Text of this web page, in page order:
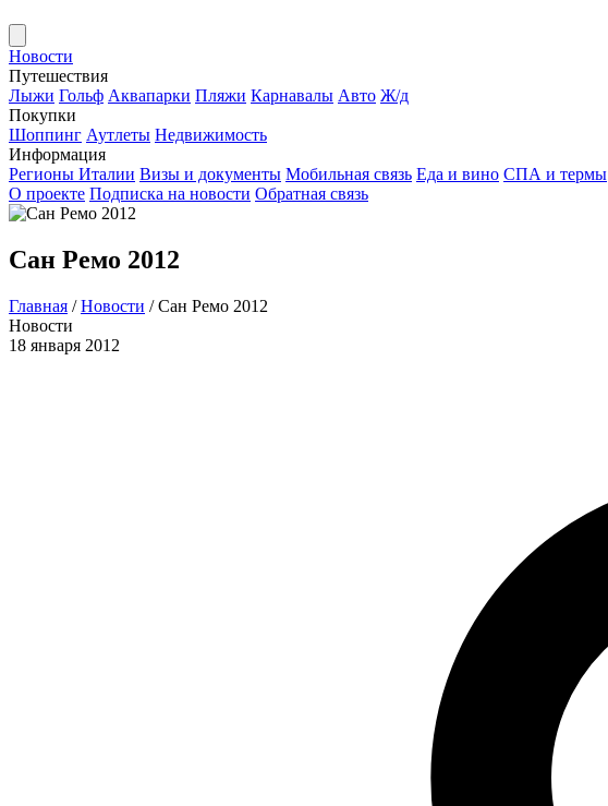
Новости
Путешествия
Лыжи Гольф Аквапарки Пляжи Карнавалы Авто Ж/д
Покупки
Шоппинг Аутлеты Недвижимость
Информация
Регионы Италии Визы и документы Мобильная связь Еда и вино СПА и термы
О проекте Подписка на новости Обратная связь
Сан Ремо 2012
Главная / Новости / Сан Ремо 2012
Новости
18 января 2012